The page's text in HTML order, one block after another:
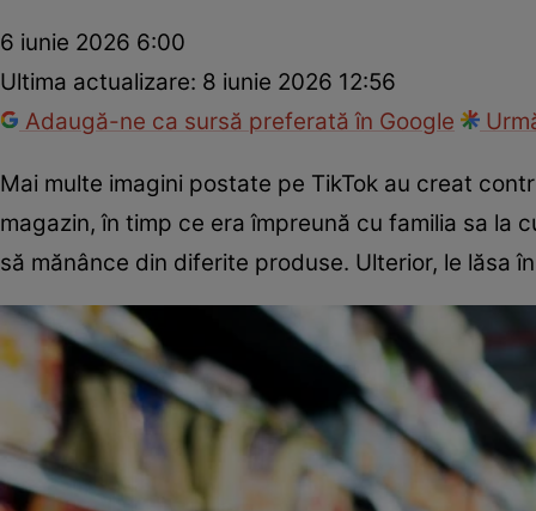
6 iunie 2026 6:00
Ultima actualizare: 8 iunie 2026 12:56
Adaugă-ne ca sursă preferată în Google
Mai multe imagini postate pe TikTok au creat
magazin, în timp ce era împreună cu familia sa
să mănânce din diferite produse. Ulterior, le lăsa